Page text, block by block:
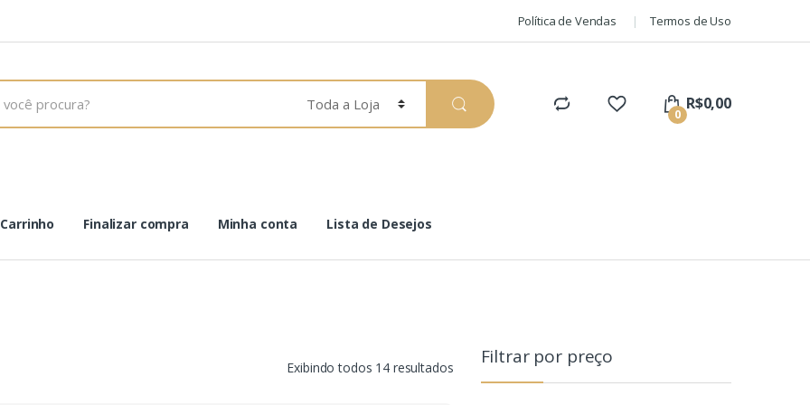
Política de Vendas Termos de Uso
0
R$0,00
Carrinho Finalizar compra Minha conta Lista de Desejos
Exibindo todos 14 resultados Filtrar por preço